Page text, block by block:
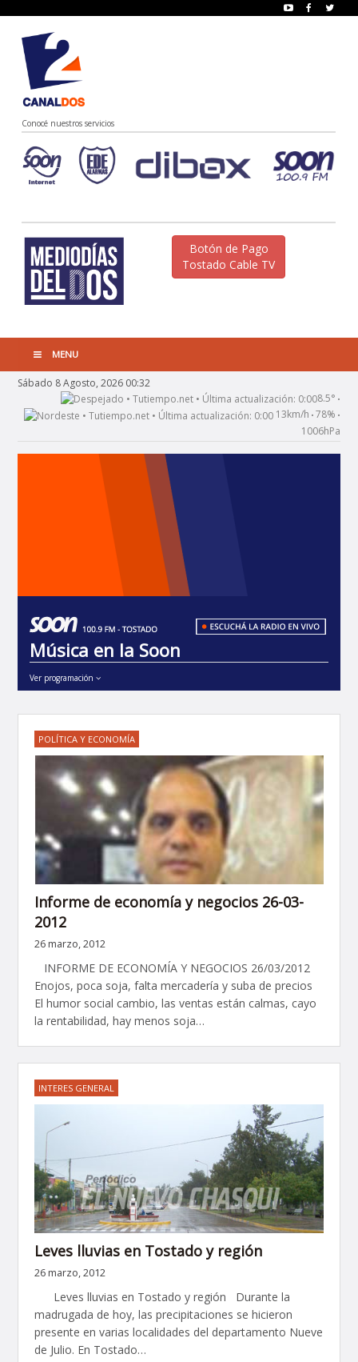
Conocé nuestros servicios
Botón de Pago
Tostado Cable TV
MENU
Sábado 8 Agosto, 2026 00:32
8.5° •
13km/h • 78% •
1006hPa
Música en la Soon
Ver programación
POLÍTICA Y ECONOMÍA
Informe de economía y negocios 26-03-
2012
26 marzo, 2012
INFORME DE ECONOMÍA Y NEGOCIOS 26/03/2012
Enojos, poca soja, falta mercadería y suba de precios
El humor social cambio, las ventas están calmas, cayo
la rentabilidad, hay menos soja…
INTERES GENERAL
Leves lluvias en Tostado y región
26 marzo, 2012
Leves lluvias en Tostado y región Durante la
madrugada de hoy, las precipitaciones se hicieron
presente en varias localidades del departamento Nueve
de Julio. En Tostado…